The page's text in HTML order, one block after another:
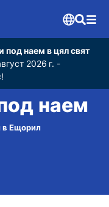
под наем в цял свят
2026 г. -
наем
в Ещорил